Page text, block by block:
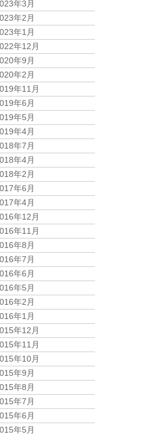
年3月
年2月
年1月
年12月
年9月
年2月
年11月
年6月
年5月
年4月
年7月
年4月
年2月
年6月
年4月
年12月
年11月
年8月
年7月
年6月
年5月
年2月
年1月
年12月
年11月
年10月
年9月
年8月
年7月
年6月
年5月